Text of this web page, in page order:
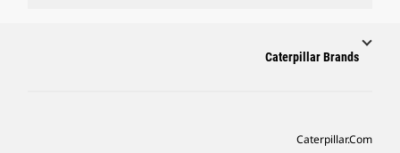
Caterpillar Brands
Caterpillar.com